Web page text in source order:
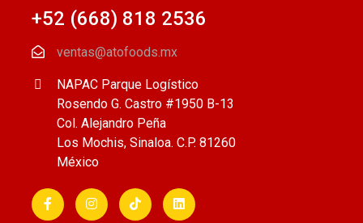
+52 (668) 818 2536
ventas@atofoods.mx
NAPAC Parque Logístico
Rosendo G. Castro #1950 B-13
Col. Alejandro Peña
Los Mochis, Sinaloa. C.P. 81260
México